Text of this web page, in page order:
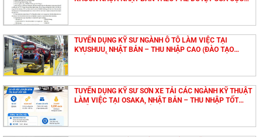
TUYỂN DỤNG KỸ SƯ NGÀNH Ô TÔ LÀM VIỆC TẠI
KYUSHUU, NHẬT BẢN – THU NHẬP CAO (ĐÀO TẠO
TUYỂN DỤNG KỸ SƯ SƠN XE TẢI CÁC NGÀNH KỸ THUẬT
LÀM VIỆC TẠI OSAKA, NHẬT BẢN – THU NHẬP TỐT